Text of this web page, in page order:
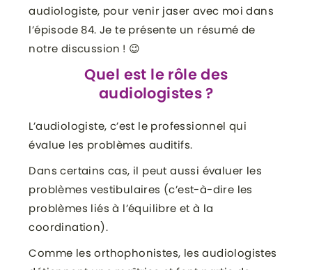
audiologiste, pour venir jaser avec moi dans
l’épisode 84. Je te présente un résumé de
notre discussion ! 😉
Quel est le rôle des
audiologistes ?
L’audiologiste, c’est le professionnel qui
évalue les problèmes auditifs.
Dans certains cas, il peut aussi évaluer les
problèmes vestibulaires (c’est-à-dire les
problèmes liés à l’équilibre et à la
coordination).
Comme les orthophonistes, les audiologistes